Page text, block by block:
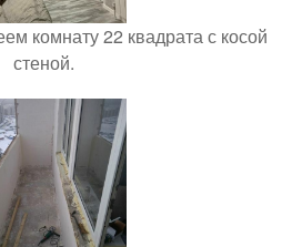
комнату 22 квадрата с косой
стеной.